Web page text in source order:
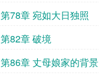
第78章 宛如大日独照
第82章 破境
第86章 丈母娘家的背景